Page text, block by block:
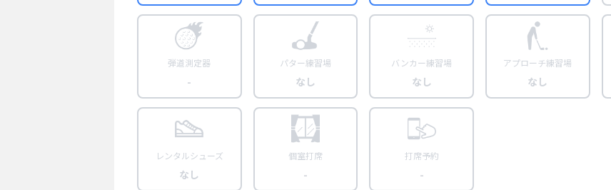
弾道測定器
-
パター練習場
なし
バンカー練習場
なし
アプローチ練習場
なし
レンタルシューズ
なし
個室打席
-
打席予約
-